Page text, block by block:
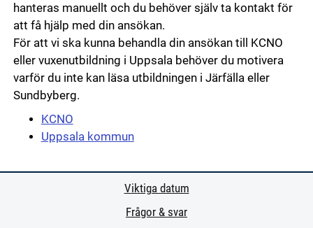
hanteras manuellt och du behöver själv ta kontakt för
att få hjälp med din ansökan.
För att vi ska kunna behandla din ansökan till KCNO
eller vuxenutbildning i Uppsala behöver du motivera
varför du inte kan läsa utbildningen i Järfälla eller
Sundbyberg.
KCNO
Uppsala kommun
Viktiga datum
Frågor & svar